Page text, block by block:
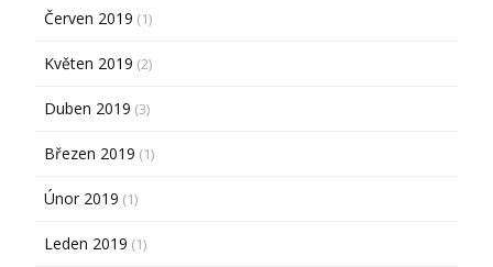
Červen 2019 (1)
Květen 2019 (2)
Duben 2019 (3)
Březen 2019 (1)
Únor 2019 (1)
Leden 2019 (1)